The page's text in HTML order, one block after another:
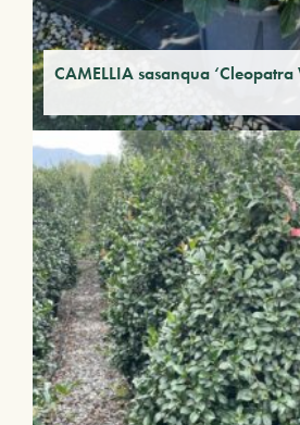
CAMELLIA sasanqua ‘Cleopatra